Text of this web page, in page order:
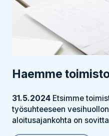
Haemme
31.5.2024 Etsimme
työsuhteeseen
aloitusajankohta on